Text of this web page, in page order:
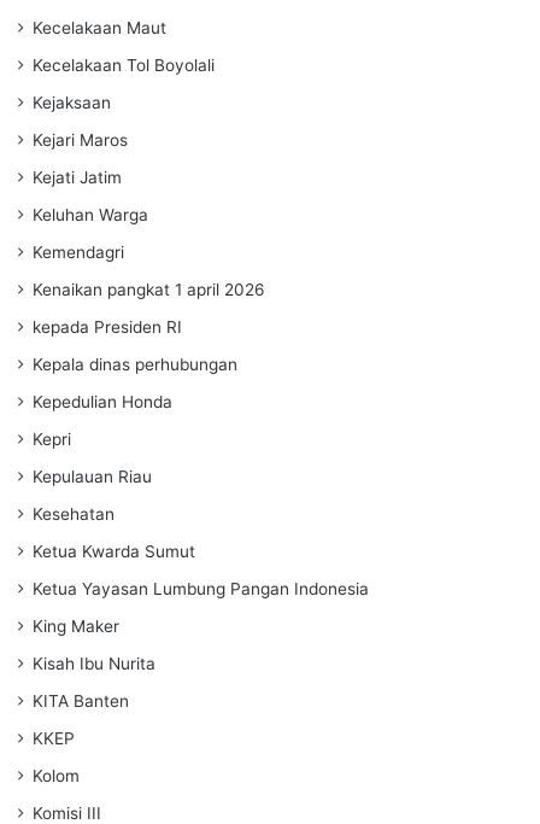
Kecelakaan Maut
Kecelakaan Tol Boyolali
Kejaksaan
Kejari Maros
Kejati Jatim
Keluhan Warga
Kemendagri
Kenaikan pangkat 1 april 2026
kepada Presiden RI
Kepala dinas perhubungan
Kepedulian Honda
Kepri
Kepulauan Riau
Kesehatan
Ketua Kwarda Sumut
Ketua Yayasan Lumbung Pangan Indonesia
King Maker
Kisah Ibu Nurita
KITA Banten
KKEP
Kolom
Komisi III